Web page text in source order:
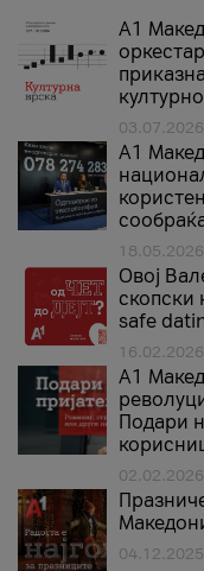
А1
03.07.2026
A1
18.05.2026
Овој
скопски
safe
16.02.2026
А1
Подари
02.02.2026
04.12.2025